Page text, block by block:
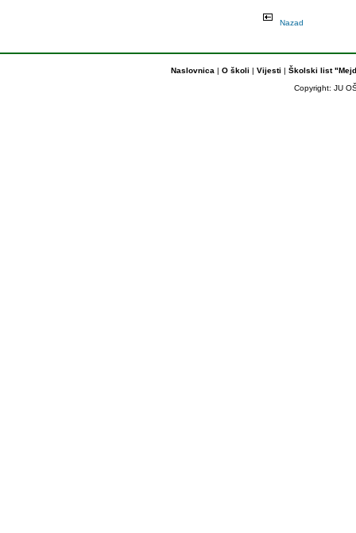
Nazad
Naslovnica O školi Vijesti
Školski list
Copyright: JU